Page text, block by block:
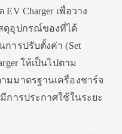
Charger เพื่อวาง
ดุอุปกรณ์ของที่ได้
ารปรับตั้งค่า (Set
ให้เป็นไปตาม
มาตรฐานเครื่องชาร์จ
การประกาศใช้ในระยะ